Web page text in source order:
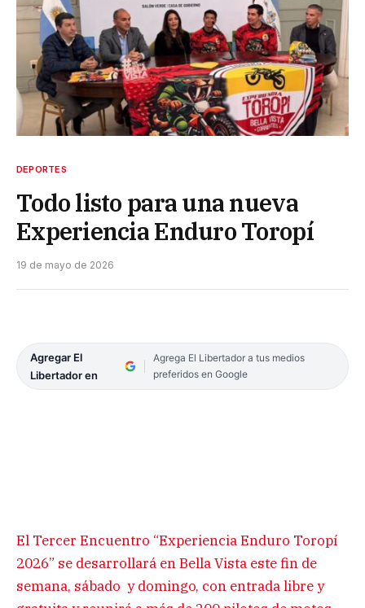
DEPORTES
Todo listo para una nueva
Experiencia Enduro Toropí
19 de mayo de 2026
Agregar El
Libertador en
Agrega El Libertador a tus medios
preferidos en Google
El Tercer Encuentro “Experiencia Enduro Toropí
2026” se desarrollará en Bella Vista este fin de
semana, sábado y domingo, con entrada libre y